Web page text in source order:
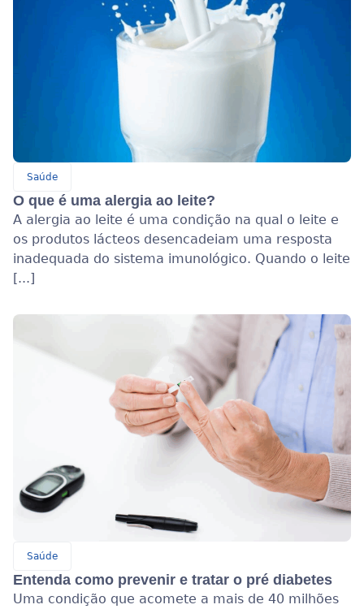
Saúde
O que é uma alergia ao leite?
A alergia ao leite é uma condição na qual o leite e
os produtos lácteos desencadeiam uma resposta
inadequada do sistema imunológico. Quando o leite
[...]
Saúde
Entenda como prevenir e tratar o pré diabetes
Uma condição que acomete a mais de 40 milhões